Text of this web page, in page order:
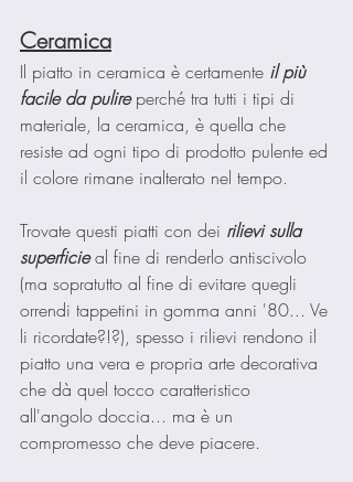
Ceramica
Il piatto in ceramica è certamente il più
facile da pulire perché tra tutti i tipi di
materiale, la ceramica, è quella che
resiste ad ogni tipo di prodotto pulente ed
il colore rimane inalterato nel tempo.
Trovate questi piatti con dei rilievi sulla
superficie al fine di renderlo antiscivolo
(ma sopratutto al fine di evitare quegli
orrendi tappetini in gomma anni '80... Ve
li ricordate?!?), spesso i rilievi rendono il
piatto una vera e propria arte decorativa
che dà quel tocco caratteristico
all'angolo doccia... ma è un
compromesso che deve piacere.